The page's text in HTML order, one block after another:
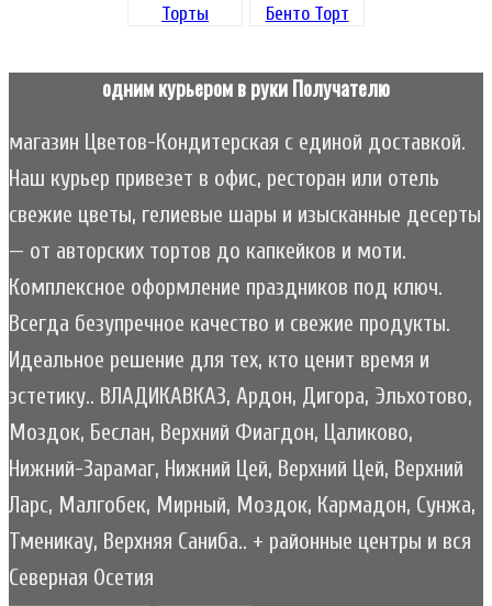
Торты Бенто Торт
одним курьером в руки Получателю
магазин Цветов-Кондитерская с единой доставкой.
Наш курьер привезет в офис, ресторан или отель
свежие цветы, гелиевые шары и изысканные десерты
— от авторских тортов до капкейков и моти.
Комплексное оформление праздников под ключ.
Всегда безупречное качество и свежие продукты.
Идеальное решение для тех, кто ценит время и
эстетику.. ВЛАДИКАВКАЗ, Ардон, Дигора, Эльхотово,
Моздок, Беслан, Верхний Фиагдон, Цаликово,
Нижний-Зарамаг, Нижний Цей, Верхний Цей, Верхний
Ларс, Малгобек, Мирный, Моздок, Кармадон, Сунжа,
Тменикау, Верхняя Саниба.. + районные центры и вся
Северная Осетия